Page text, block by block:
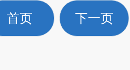
首页 下一页